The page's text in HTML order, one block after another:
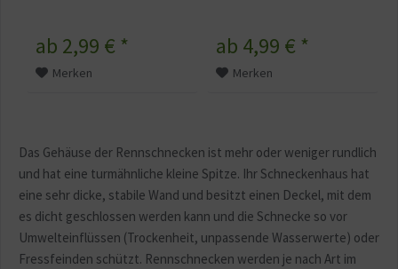
ab 2,99 € *
Merken
ab 4,99 € *
Merken
Das Gehäuse der Rennschnecken ist mehr oder weniger rundlich
und hat eine turmähnliche kleine Spitze. Ihr Schneckenhaus hat
eine sehr dicke, stabile Wand und besitzt einen Deckel, mit dem
es dicht geschlossen werden kann und die Schnecke so vor
Umwelteinflüssen (Trockenheit, unpassende Wasserwerte) oder
Fressfeinden schützt. Rennschnecken werden je nach Art im